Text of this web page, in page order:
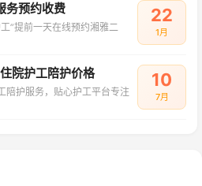
务预约收费
”提前一天在线预约湘雅二
22
1月
院护工陪护价格
陪护服务，贴心护工平台专注
10
7月